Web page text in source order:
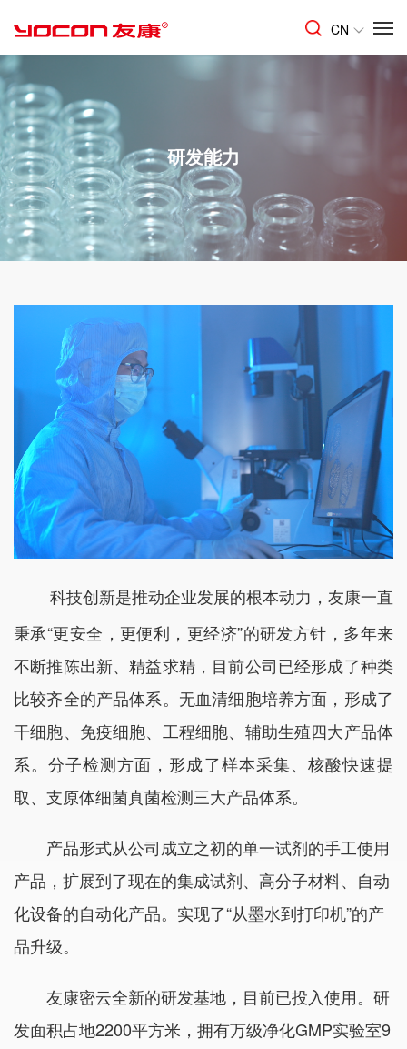
CN
研发能力
科技创新是推动企业发展的根本动力，友康一直
秉承“更安全，更便利，更经济”的研发方针，多年来
不断推陈出新、精益求精，目前公司已经形成了种类
比较齐全的产品体系。无血清细胞培养方面，形成了
干细胞、免疫细胞、工程细胞、辅助生殖四大产品体
系。分子检测方面，形成了样本采集、核酸快速提
取、支原体细菌真菌检测三大产品体系。
产品形式从公司成立之初的单一试剂的手工使用
产品，扩展到了现在的集成试剂、高分子材料、自动
化设备的自动化产品。实现了“从墨水到打印机”的产
品升级。
友康密云全新的研发基地，目前已投入使用。研
发面积占地2200平方米，拥有万级净化GMP实验室9